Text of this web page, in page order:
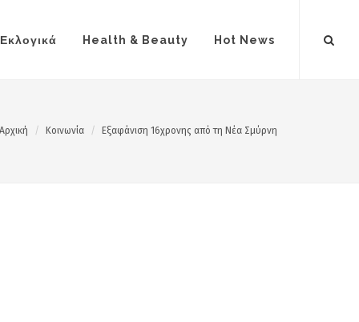
Εκλογικά Health & Beauty Hot News
Αρχική Κοινωνία Εξαφάνιση 16χρονης από τη Νέα Σμύρνη